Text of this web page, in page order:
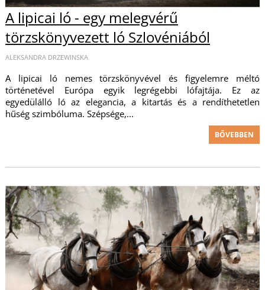
A lipicai ló - egy melegvérű
törzskönyvezett ló Szlovéniából
ALEKSANDRA DRZEWINSKA
A lipicai ló nemes törzskönyvével és figyelemre méltó
történetével Európa egyik legrégebbi lófajtája. Ez az
egyedülálló ló az elegancia, a kitartás és a rendíthetetlen
hűség szimbóluma. Szépsége,...
BŐVEBBEN